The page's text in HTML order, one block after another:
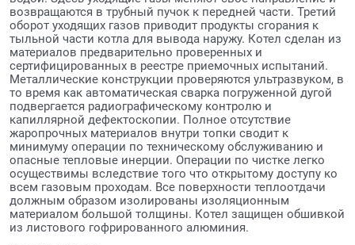
возвращаются в трубный пучок к передней части. Третий
оборот уходящих газов приводит продукты сгорания к
тыльной части котла для вывода наружу. Котел сделан из
материалов предварительно проверенных и
сертифицированных в реестре приемочных испытаний.
Металлические конструкции проверяются ультразвуком, в
то время как автоматическая сварка погруженной дугой
подвергается радиографическому контролю и
капиллярной дефектоскопии. Полное отсутствие
жаропрочных материалов внутри топки сводит к
минимуму операции по техническому обслуживанию и
опасные тепловые инерции. Операции по чистке легко
осуществимы вследствие того что открытому доступу ко
всем газовым проходам. Все поверхности теплоотдачи
должным образом изолированы изоляционным
материалом большой толщины. Котел защищен обшивкой
из листового гофрированного алюминия.